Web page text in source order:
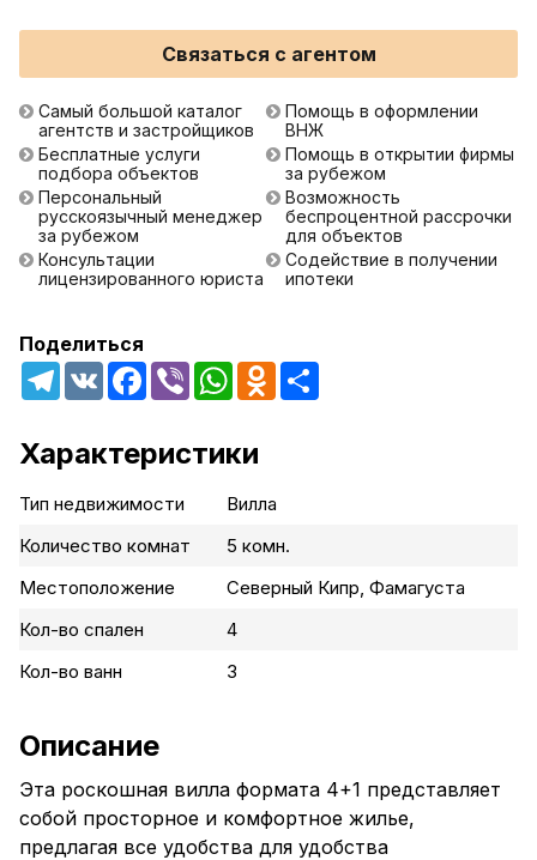
Связаться с агентом
Самый большой каталог
агентств и застройщиков
Бесплатные услуги
подбора объектов
Персональный
русскоязычный менеджер
за рубежом
Консультации
лицензированного юриста
Помощь в оформлении
ВНЖ
Помощь в открытии фирмы
за рубежом
Возможность
беспроцентной рассрочки
для объектов
Содействие в получении
ипотеки
Поделиться
Telegram
VK Facebook
Viber WhatsAppOdnoklassniki
Характеристики
Тип недвижимости
Вилла
Количество комнат
5 комн.
Местоположение
Северный Кипр, Фамагуста
Кол-во спален
4
Кол-во ванн
3
Описание
Эта роскошная вилла формата 4+1 представляет
собой просторное и комфортное жилье,
предлагая все удобства для удобства